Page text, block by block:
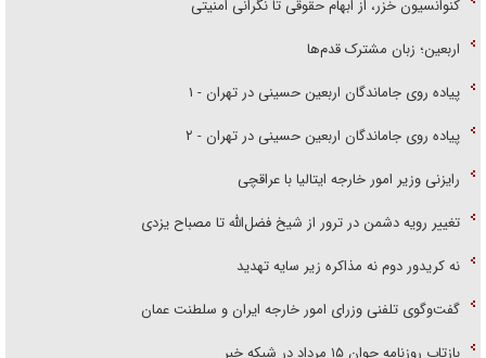
کنوانسیون خزر، از ابهام حقوقی تا نگرانی امنیتی
اربعین؛ زبان مشترک قدم‌ها
پیاده روی جاماندگان اربعین حسینی در تهران - ۱
پیاده روی جاماندگان اربعین حسینی در تهران - ۲
رایزنی وزیر امور خارجه ایتالیا با عراقچی
تغییر رویه دشمن در ترور از شیخ فضل‌الله تا مصباح یزدی
نه کریدور دوم نه مذاکره زیر سایه تهدید
گفت‌وگوی تلفنی وزرای امور خارجه ایران و سلطنت عمان
بازتاب روزنامه جوان ۱۵ مرداد در شبکه خبر